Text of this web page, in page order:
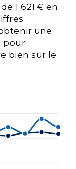
1 621 € en
une
pour
bien sur le